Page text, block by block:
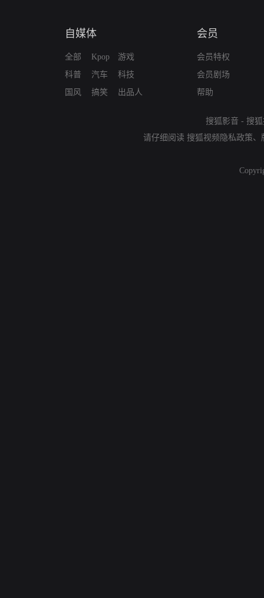
自媒体
全部
科普
国风
Kpop
汽车
搞笑
游戏
科技
出品人
会员
会员特权
会员剧场
帮助
搜狐影音 - 搜
请仔细阅读 搜狐视频隐私政策、